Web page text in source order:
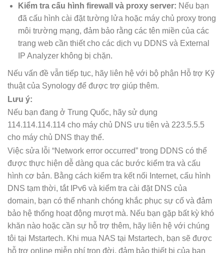
Kiểm tra cấu hình firewall và proxy server: Nếu bạn
đã cấu hình cài đặt tường lửa hoặc máy chủ proxy trong
môi trường mạng, đảm bảo rằng các tên miền của các
trang web cần thiết cho các dịch vụ DDNS và External
IP Analyzer không bị chặn.
Nếu vấn đề vẫn tiếp tục, hãy liên hệ với bộ phận Hỗ trợ Kỹ
thuật của Synology để được trợ giúp thêm.
Lưu ý:
Nếu bạn đang ở Trung Quốc, hãy sử dụng
114.114.114.114 cho máy chủ DNS ưu tiên và 223.5.5.5
cho máy chủ DNS thay thế.
Việc sửa lỗi “Network error occurred” trong DDNS có thể
được thực hiện dễ dàng qua các bước kiểm tra và cấu
hình cơ bản. Bằng cách kiểm tra kết nối Internet, cấu hình
DNS tạm thời, tắt IPv6 và kiểm tra cài đặt DNS của
domain, bạn có thể nhanh chóng khắc phục sự cố và đảm
bảo hệ thống hoạt động mượt mà. Nếu bạn gặp bất kỳ khó
khăn nào hoặc cần sự hỗ trợ thêm, hãy liên hệ với chúng
tôi tại Mstartech. Khi mua NAS tại Mstartech, bạn sẽ được
hỗ trợ online miễn phí trọn đời, đảm bảo thiết bị của bạn